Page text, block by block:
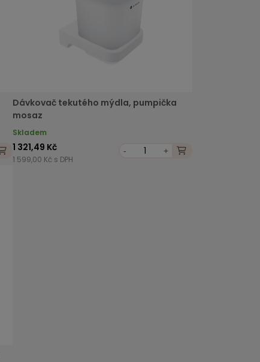
Dávkovač tekutého mýdla, pumpička
mosaz
Skladem
1 321,49 Kč
1 599,00 Kč s DPH
- +